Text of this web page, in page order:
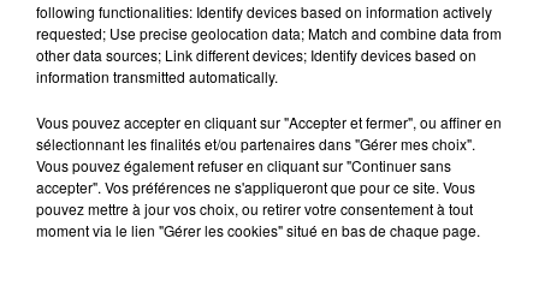
Cette fois-ci les hommes ont régressé à l’état sauvage et un
singe tyrannique a pris le pouvoir… Un soulèvement, va-t-il
Cet élément est masqué compte-tenu du refus du
dépôt de cookies que vous avez exprimé. Si vous
souhaitez l'afficher, merci de nous donner votre accord
following functionalities: Identify devices based on information actively
requested; Use precise geolocation data; Match and combine data from
other data sources; Link different devices; Identify devices based on
information transmitted automatically.
Vous pouvez accepter en cliquant sur "Accepter et fermer", ou affiner en
sélectionnant les finalités et/ou partenaires dans "Gérer mes choix".
Vous pouvez également refuser en cliquant sur "Continuer sans
accepter". Vos préférences ne s'appliqueront que pour ce site. Vous
pouvez mettre à jour vos choix, ou retirer votre consentement à tout
moment via le lien "Gérer les cookies" situé en bas de chaque page.